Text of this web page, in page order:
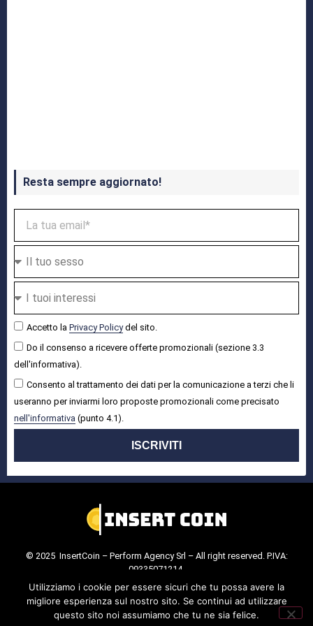
Resta sempre aggiornato!
Accetto la Privacy Policydel sito.
Do il consenso a ricevere offerte promozionali (sezione 3.3
dell'informativa).
Consento al trattamento dei dati per la comunicazione a terzi che li
useranno per inviarmi loro proposte promozionali come precisato
nell'informativa (punto 4.1).
ISCRIVITI
© 2025 InsertCoin – Perform Agency Srl – All right reserved. P.IVA:
09335071214.
Cookie Policy
Privacy Policy.
Utilizziamo i cookie per essere sicuri che tu possa avere la
migliore esperienza sul nostro sito. Se continui ad utilizzare
questo sito noi assumiamo che tu ne sia felice.